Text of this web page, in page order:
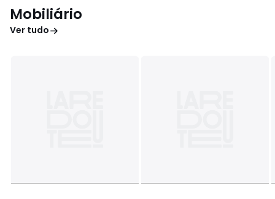
Mobiliário
Ver tudo